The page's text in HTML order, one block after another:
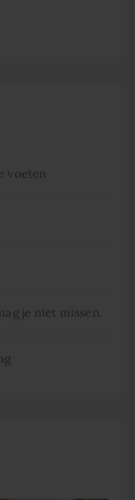
voeten
je niet missen.